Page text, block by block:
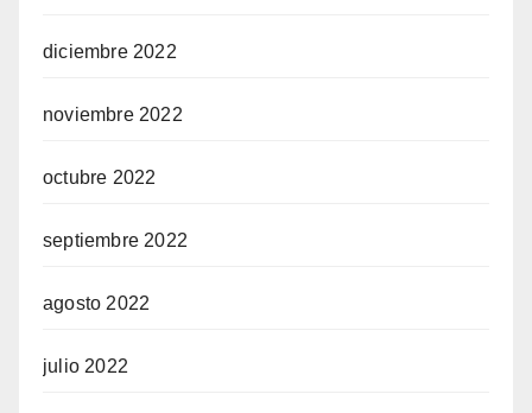
diciembre 2022
noviembre 2022
octubre 2022
septiembre 2022
agosto 2022
julio 2022